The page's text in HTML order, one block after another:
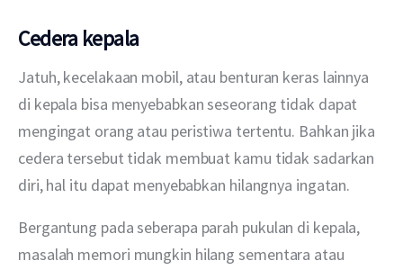
Cedera kepala
Jatuh, kecelakaan mobil, atau benturan keras lainnya
di kepala bisa menyebabkan seseorang tidak dapat
mengingat orang atau peristiwa tertentu. Bahkan jika
cedera tersebut tidak membuat kamu tidak sadarkan
diri, hal itu dapat menyebabkan hilangnya ingatan.
Bergantung pada seberapa parah pukulan di kepala,
masalah memori mungkin hilang sementara atau